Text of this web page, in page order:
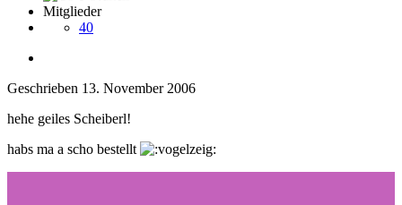
Mitglieder
40
Geschrieben 13. November 2006
hehe geiles Scheiberl!
habs ma a scho bestellt